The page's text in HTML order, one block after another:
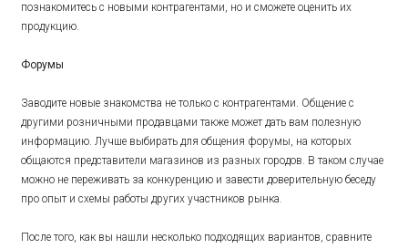
познакомитесь с новыми контрагентами, но и сможете оценить их
продукцию.
Форумы
Заводите новые знакомства не только с контрагентами. Общение с
другими розничными продавцами также может дать вам полезную
информацию. Лучше выбирать для общения форумы, на которых
общаются представители магазинов из разных городов. В таком случае
можно не переживать за конкуренцию и завести доверительную беседу
про опыт и схемы работы других участников рынка.
После того, как вы нашли несколько подходящих вариантов, сравните